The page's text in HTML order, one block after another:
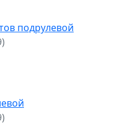
подрулевой